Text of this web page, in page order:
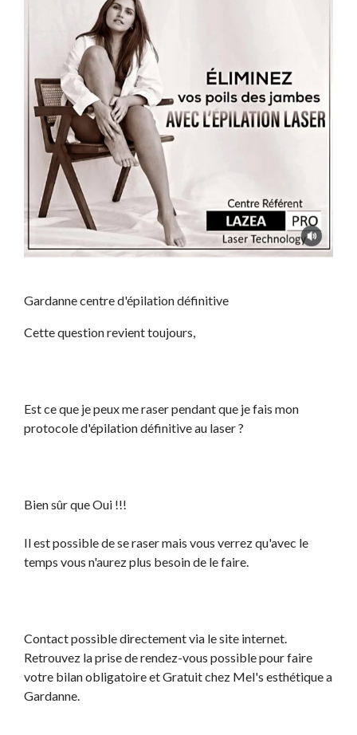
Gardanne centre d'épilation définitive
Cette question revient toujours,
Est ce que je peux me raser pendant que je fais mon
protocole d'épilation définitive au laser ?
Bien sûr que Oui !!!
Il est possible de se raser mais vous verrez qu'avec le
temps vous n'aurez plus besoin de le faire.
Contact possible directement via le site internet.
Retrouvez la prise de rendez-vous possible pour faire
votre bilan obligatoire et Gratuit chez Mel's esthétique a
Gardanne.